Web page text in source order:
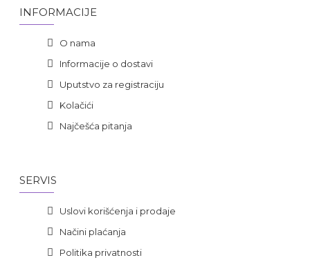
INFORMACIJE
O nama
Informacije o dostavi
Uputstvo za registraciju
Kolačići
Najčešća pitanja
SERVIS
Uslovi korišćenja i prodaje
Načini plaćanja
Politika privatnosti